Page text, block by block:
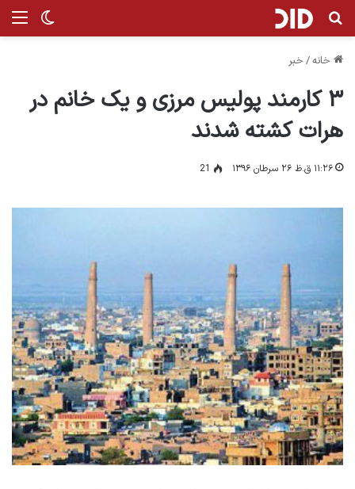
تغییر جستجو برای
خانه/ خبر
۳ کارمند پولیس مرزی و یک خانم در
هرات کشته شدند
۱۱:۲۶ ق.ظ ۲۶ سرطان ۱۳۹۶ 21